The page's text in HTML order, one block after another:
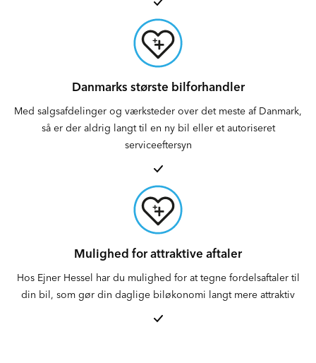
Danmarks største bilforhandler
Med salgsafdelinger og værksteder over det meste af Danmark,
så er der aldrig langt til en ny bil eller et autoriseret
serviceeftersyn
Mulighed for attraktive aftaler
Hos Ejner Hessel har du mulighed for at tegne fordelsaftaler til
din bil, som gør din daglige biløkonomi langt mere attraktiv